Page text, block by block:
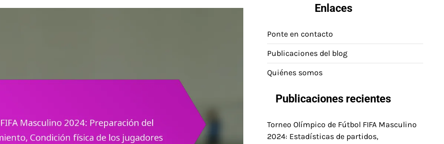
Enlaces
Ponte en contacto
Publicaciones del blog
Quiénes somos
Publicaciones recientes
Torneo Olímpico de Fútbol FIFA Masculino
2024: Estadísticas de partidos,